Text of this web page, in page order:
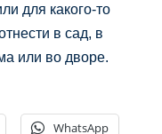
для какого-то
в сад, в
или во дворе.
WhatsApp